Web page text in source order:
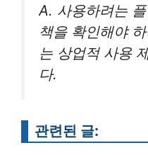
A. 사용하려는
책을 확인해야
는 상업적 사용
다.
관련된 글: